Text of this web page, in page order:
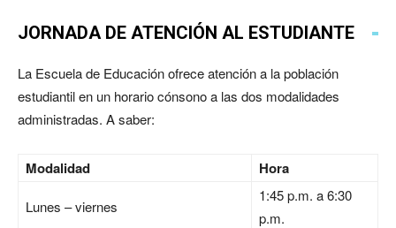
JORNADA DE ATENCIÓN AL ESTUDIANTE
La Escuela de Educación ofrece atención a la población
estudiantil en un horario cónsono a las dos modalidades
administradas. A saber:
Modalidad Hora
Lunes – viernes
1:45 p.m. a 6:30
p.m.